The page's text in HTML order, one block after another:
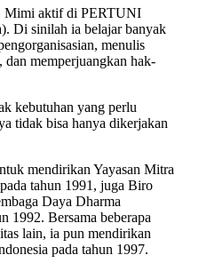
Mimi aktif di PERTUNI
Di sinilah ia belajar banyak
menulis
dan memperjuangkan hak-
kebutuhan yang perlu
tidak bisa hanya dikerjakan
mendirikan Yayasan Mitra
tahun 1991, juga Biro
Daya Dharma
1992. Bersama beberapa
lain, ia pun mendirikan
pada tahun 1997.